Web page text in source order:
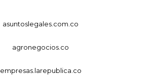
asuntoslegales.com.co
agronegocios.co
empresas.larepublica.co